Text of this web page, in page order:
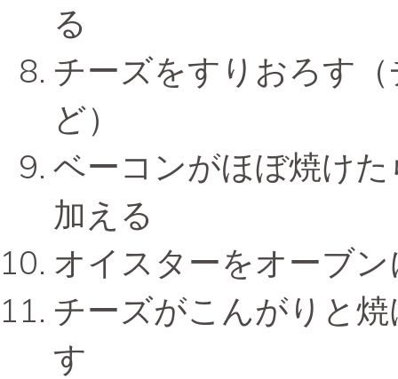
る
チーズをすりおろす
ど）
ベーコンがほぼ焼け
加える
オイスターをオーブ
チーズがこんがりと
す